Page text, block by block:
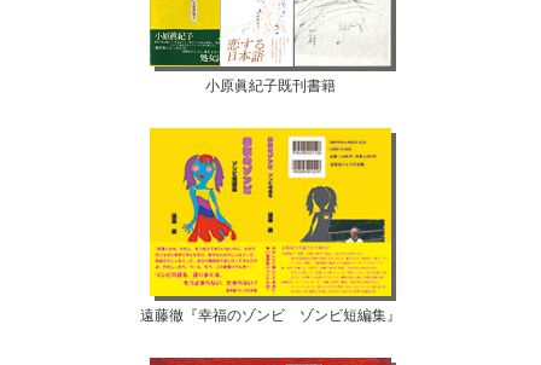
小原眞紀子既刊書籍
遠藤徹『幸福のゾンビ ゾンビ短編集』